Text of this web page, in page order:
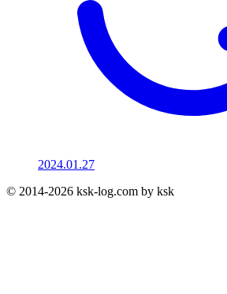
2024.01.27
© 2014-2026 ksk-log.com by ksk